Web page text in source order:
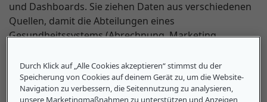
und Dashboards. Sie ziehen Daten aus verschiedenen
Quellen, damit die Abteilungen eines
Gesundheitssystems (Abrechnung, Marketing,
Entscheidungen treffen können.
Durch Klick auf „Alle Cookies akzeptieren“ stimmst du der
Speicherung von Cookies auf deinem Gerät zu, um die Website-
Navigation zu verbessern, die Seitennutzung zu analysieren,
unsere Marketingmaßnahmen zu unterstützen und Anzeigen